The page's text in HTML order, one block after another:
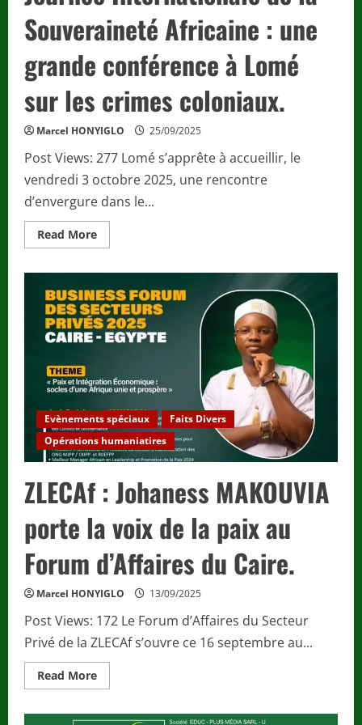
Souveraineté Africaine : une
grande conférence à Lomé
sur les crimes coloniaux.
Marcel HONYIGLO 25/09/2025
Post Views: 277 Lomé s’apprête à accueillir, le
vendredi 3 octobre 2025, une rencontre
d’envergure dans le...
Read MoreRead
more
de
la
Souveraineté
Africaine
:
une
à
Lomé
les
crimes
coloniaux.
Evènements spéciaux
Faits Divers
Opérations humaniatires
ZLECAf : Johaness MAKOUVIA
porte la voix de la paix au
Forum d’Affaires du Caire.
Marcel HONYIGLO 13/09/2025
Post Views: 172 Le Forum d’Affaires du Secteur
Privé de la ZLECAf s’ouvre ce 16 septembre au...
Read MoreRead
more
: